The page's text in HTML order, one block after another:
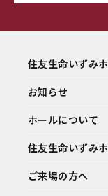
住友生命いずみ
お知らせ
ホールについて
住友生命いずみ
ご来場の方へ